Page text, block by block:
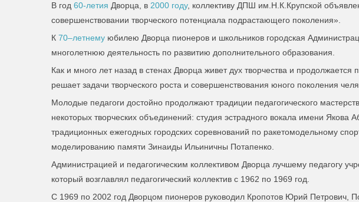
В год 60-летия Дворца, в 2000 году, коллективу ДПШ им.Н.К.Крупской
совершенствовании творческого потенциала подрастающего поколения».
К 70–летнему юбилею Дворца пионеров и школьников городская
многолетнюю деятельность по развитию дополнительного образования.
Как и много лет назад в стенах Дворца живет дух творчества и
решает задачи творческого роста и совершенствования юного поколения
Молодые педагоги достойно продолжают традиции педагогического
некоторых творческих объединений: студия эстрадного вокала имени
традиционных ежегодных городских соревнований по ракетомодельному
моделированию памяти Зинаиды Ильиничны Потапенко.
Администрацией и педагогическим коллективом Дворца лучшему педагогу
который возглавлял педагогический коллектив с 1962 по 1969 год.
С 1969 по 2002 год Дворцом пионеров руководил Кропотов Юрий Петрович,